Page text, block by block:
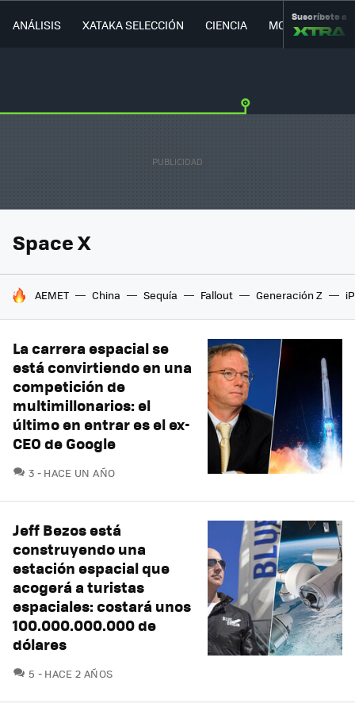
ANÁLISIS XATAKA SELECCIÓN CIENCIA MOVILIDAD
Suscríbete a
Space X
HOY SE HABLA DE
AEMET China Sequía Fallout Generación Z
La carrera espacial se
está convirtiendo en una
competición de
multimillonarios: el
último en entrar es el ex-
CEO de Google
3 COMENTARIOS
HACE UN AÑO
Jeff Bezos está
construyendo una
estación espacial que
acogerá a turistas
espaciales: costará unos
100.000.000.000 de
dólares
5 COMENTARIOS
HACE 2 AÑOS